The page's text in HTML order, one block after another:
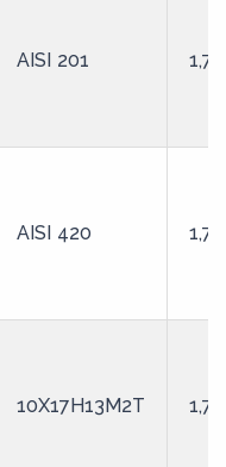
AISI 201 1,7
AISI 420 1,7
10Х17Н13М2Т 1,7